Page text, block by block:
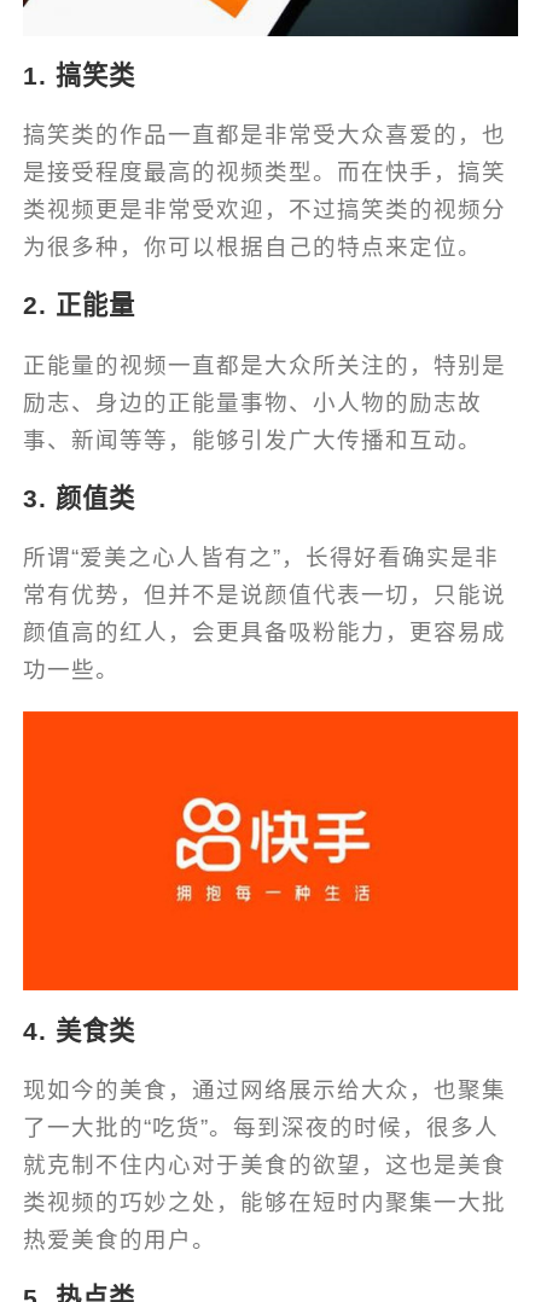
1. 搞笑类
搞笑类的作品一直都是非常受大众喜爱的，也
是接受程度最高的视频类型。而在快手，搞笑
类视频更是非常受欢迎，不过搞笑类的视频分
为很多种，你可以根据自己的特点来定位。
2. 正能量
正能量的视频一直都是大众所关注的，特别是
励志、身边的正能量事物、小人物的励志故
事、新闻等等，能够引发广大传播和互动。
3. 颜值类
所谓“爱美之心人皆有之”，长得好看确实是非
常有优势，但并不是说颜值代表一切，只能说
颜值高的红人，会更具备吸粉能力，更容易成
功一些。
4. 美食类
现如今的美食，通过网络展示给大众，也聚集
了一大批的“吃货”。每到深夜的时候，很多人
就克制不住内心对于美食的欲望，这也是美食
类视频的巧妙之处，能够在短时内聚集一大批
热爱美食的用户。